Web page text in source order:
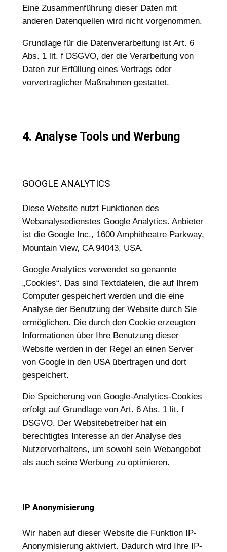
Eine Zusammenführung dieser Daten mit
anderen Datenquellen wird nicht vorgenommen.
Grundlage für die Datenverarbeitung ist Art. 6
Abs. 1 lit. f DSGVO, der die Verarbeitung von
Daten zur Erfüllung eines Vertrags oder
vorvertraglicher Maßnahmen gestattet.
4. Analyse Tools und Werbung
GOOGLE ANALYTICS
Diese Website nutzt Funktionen des
Webanalysedienstes Google Analytics. Anbieter
ist die Google Inc., 1600 Amphitheatre Parkway,
Mountain View, CA 94043, USA.
Google Analytics verwendet so genannte
„Cookies“. Das sind Textdateien, die auf Ihrem
Computer gespeichert werden und die eine
Analyse der Benutzung der Website durch Sie
ermöglichen. Die durch den Cookie erzeugten
Informationen über Ihre Benutzung dieser
Website werden in der Regel an einen Server
von Google in den USA übertragen und dort
gespeichert.
Die Speicherung von Google-Analytics-Cookies
erfolgt auf Grundlage von Art. 6 Abs. 1 lit. f
DSGVO. Der Websitebetreiber hat ein
berechtigtes Interesse an der Analyse des
Nutzerverhaltens, um sowohl sein Webangebot
als auch seine Werbung zu optimieren.
IP Anonymisierung
Wir haben auf dieser Website die Funktion IP-
Anonymisierung aktiviert. Dadurch wird Ihre IP-